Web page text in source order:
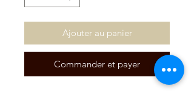
Ajouter au panier
Commander et payer